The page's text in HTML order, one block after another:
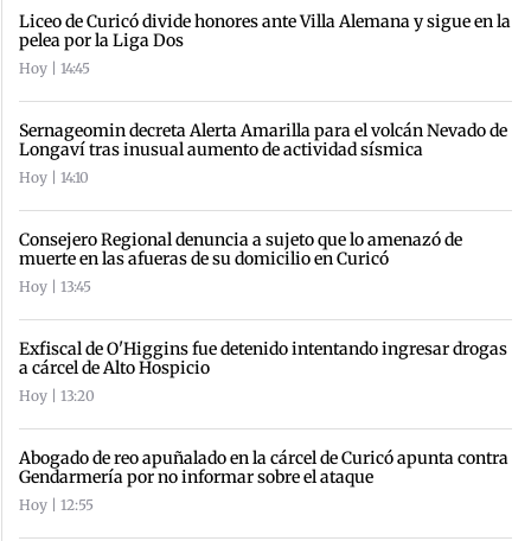
Liceo de Curicó divide honores ante Villa Alemana y sigue en la
pelea por la Liga Dos
Hoy | 14:45
Sernageomin decreta Alerta Amarilla para el volcán Nevado de
Longaví tras inusual aumento de actividad sísmica
Hoy | 14:10
Consejero Regional denuncia a sujeto que lo amenazó de
muerte en las afueras de su domicilio en Curicó
Hoy | 13:45
Exfiscal de O'Higgins fue detenido intentando ingresar drogas
a cárcel de Alto Hospicio
Hoy | 13:20
Abogado de reo apuñalado en la cárcel de Curicó apunta contra
Gendarmería por no informar sobre el ataque
Hoy | 12:55